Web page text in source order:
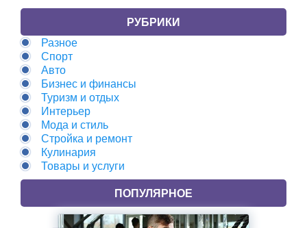
РУБРИКИ
Разное
Спорт
Авто
Бизнес и финансы
Туризм и отдых
Интерьер
Мода и стиль
Стройка и ремонт
Кулинария
Товары и услуги
ПОПУЛЯРНОЕ